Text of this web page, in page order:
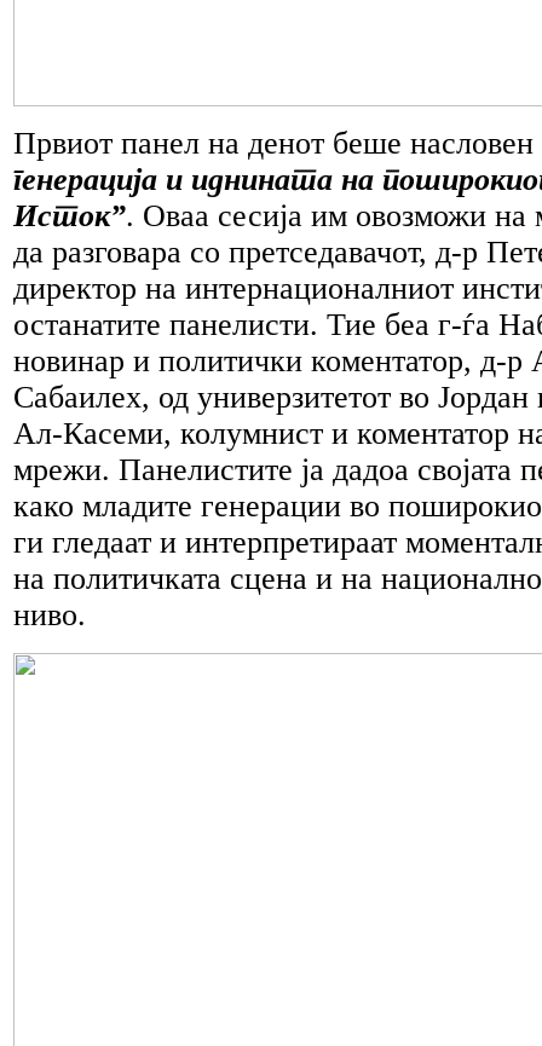
Првиот панел на денот беше насловен
генерација и иднината на
Исток”. Оваа сесија им овозможи на
да разговара со претседавачот, д-р
директор на интернационалниот
останатите панелисти. Тие беа г-ѓа
новинар и политички коментатор, д-
Сабаилех, од универзитетот во
Ал-Касеми, колумнист и коментатор
мрежи. Панелистите ја дадоа својата
како младите генерации во
ги гледаат и интерпретираат
на политичката сцена и на
ниво.